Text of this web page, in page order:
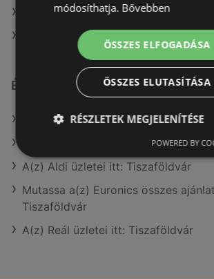
A(z) Benu Gyógyszertárak ajánlatai
A(z) Gyöngy Patikak ajánlatai
Érdeklődésre számot tartó
A(z) Spar market üzletei itt:
A(z) Spar City üzletei itt:
A(z) Aldi üzletei itt: Tiszaföldvár
Mutassa a(z) Euronics összes
Tiszaföldvár
A(z) Reál üzletei itt: Tiszaföldvár
módosíthatja. Bővebben
ÖSSZES ELFOGADÁSA
ÖSSZES ELUTASÍTÁSA
RÉSZLETEK MEGJELENÍTÉSE
POWERED BY